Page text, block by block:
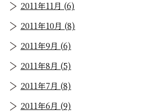
2011年11月 (6)
2011年10月 (8)
2011年9月 (6)
2011年8月 (5)
2011年7月 (8)
2011年6月 (9)